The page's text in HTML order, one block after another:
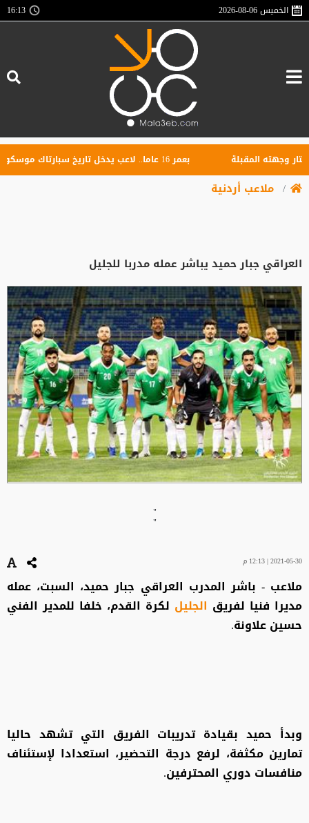
الخميس2026-08-06
16:13
المقبلة
ملاعب أردنية
العراقي جبار حميد يباشر عمله مدربا للجليل
"
"
2021-05-30 | 12:13 م
ملاعب - باشر المدرب العراقي جبار حميد، السبت، عمله
مديرا فنيا لفريق الجليل لكرة القدم، خلفا للمدير الفني
حسين علاونة.
وبدأ حميد بقيادة تدريبات الفريق التي تشهد حاليا
تمارين مكثفة، لرفع درجة التحضير، استعدادا لإستئناف
منافسات دوري المحترفين.